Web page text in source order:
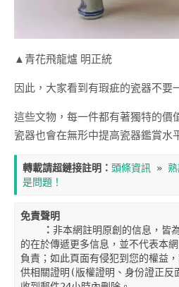
▲青花飛龍爐 明正統
因此，大家看到有瑕疵的瓷器不要
這些文物，每一件都有著獨特的價
瓷器也會在無形中提高瓷器鑑賞水
轉載請超鏈接註明： 頭條資訊 »
是問題！
免責聲明
    ：
非本網註明原創的信息，皆
的在於傳遞更多信息，並不代表本
負責；如此頁面有侵犯到您的權益
供相關證明(版權證明、身份證正反